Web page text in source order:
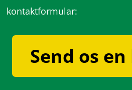
kontaktformular:
Send os